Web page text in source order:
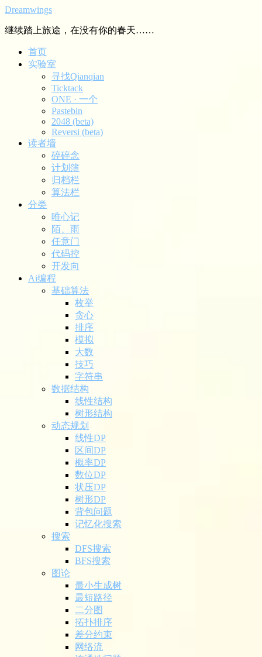
Dreamwings
继续踏上旅途，在没有你的春天……
首页
实验室
寻找Qianqian
Ticktack
ONE · 一个
Pastebin
2048 (beta)
Reversi (beta)
读者墙
碎碎念
计划簿
归档栏
算法栏
分类
唯心记
陌、雨
任意门
代码控
开发向
Ai编程
基础算法
枚举
贪心
排序
模拟
大数
技巧
字符串
数据结构
线性结构
树形结构
动态规划
线性DP
区间DP
概率DP
数位DP
状压DP
树形DP
背包问题
记忆化搜索
搜索
DFS搜索
BFS搜索
图论
最小生成树
最短路径
二分图
拓扑排序
差分约束
网络流